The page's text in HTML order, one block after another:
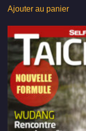
Ajouter au panier